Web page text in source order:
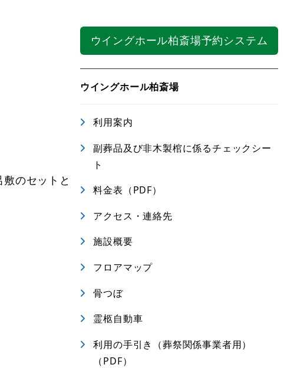
のセットと
ウイングホール柏斎場予約システム
ウイングホール柏斎場
利用案内
副葬品及び非木製棺に係るチェックシー
ト
料金表（PDF）
アクセス・連絡先
施設概要
フロアマップ
骨つぼ
霊柩自動車
利用の手引き（葬祭関係事業者用）
（PDF）